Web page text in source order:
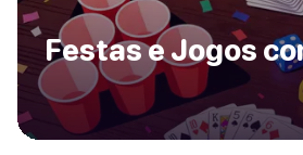
Festas e Jogos